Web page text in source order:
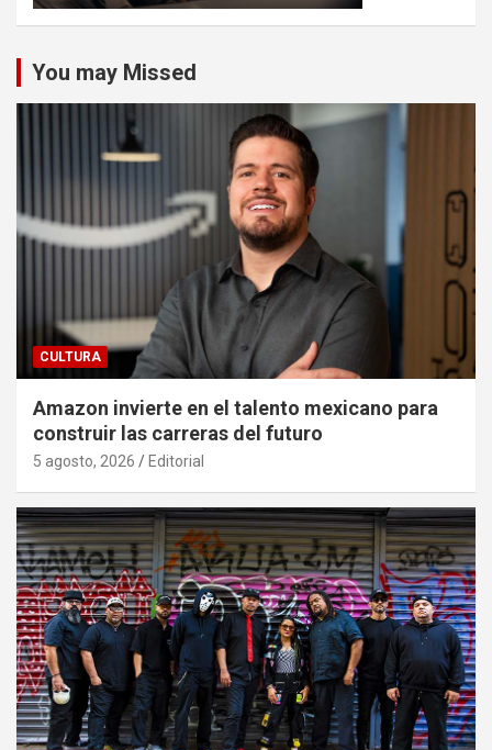
You may Missed
CULTURA
Amazon invierte en el talento mexicano para
construir las carreras del futuro
5 agosto, 2026 Editorial